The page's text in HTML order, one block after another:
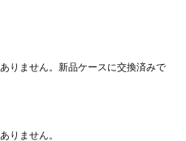
りません。新品ケースに交換済みで
りません。